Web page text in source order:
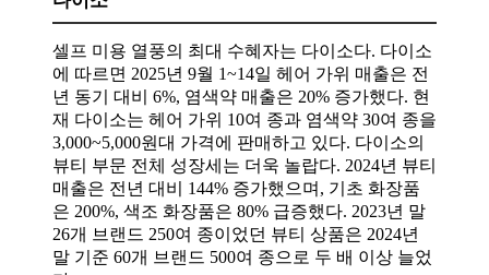
셀프 미용 열풍의 최대 수혜자는 다이소다. 다이소
에 따르면 2025년 9월 1~14일 헤어 가위 매출은 전
년 동기 대비 6%, 염색약 매출은 20% 증가했다. 현
재 다이소는 헤어 가위 10여 종과 염색약 30여 종을
3,000~5,000원대 가격에 판매하고 있다. 다이소의
뷰티 부문 전체 성장세는 더욱 놀랍다. 2024년 뷰티
매출은 전년 대비 144% 증가했으며, 기초 화장품
은 200%, 색조 화장품은 80% 급증했다. 2023년 말
26개 브랜드 250여 종이었던 뷰티 상품은 2024년
말 기준 60개 브랜드 500여 종으로 두 배 이상 늘었